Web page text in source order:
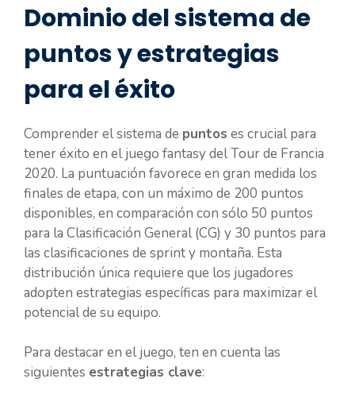
Dominio del sistema de
puntos y estrategias
para el éxito
Comprender el sistema de puntos es crucial para
tener éxito en el juego fantasy del Tour de Francia
2020. La puntuación favorece en gran medida los
finales de etapa, con un máximo de 200 puntos
disponibles, en comparación con sólo 50 puntos
para la Clasificación General (CG) y 30 puntos para
las clasificaciones de sprint y montaña. Esta
distribución única requiere que los jugadores
adopten estrategias específicas para maximizar el
potencial de su equipo.
Para destacar en el juego, ten en cuenta las
siguientes estrategias clave: